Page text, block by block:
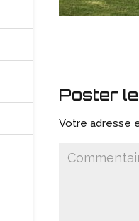
Poster
Votre adresse